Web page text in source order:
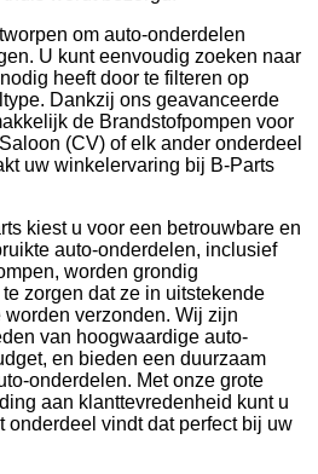
om auto-onderdelen
U kunt eenvoudig zoeken naar
heeft door te filteren op
Dankzij ons geavanceerde
de Brandstofpompen voor
(CV) of elk ander onderdeel
uw winkelervaring bij B-Parts
kiest u voor een betrouwbare en
auto-onderdelen, inclusief
worden grondig
zorgen dat ze in uitstekende
verzonden. Wij zijn
van hoogwaardige auto-
en bieden een duurzaam
onderdelen. Met onze grote
aan klanttevredenheid kunt u
onderdeel vindt dat perfect bij uw